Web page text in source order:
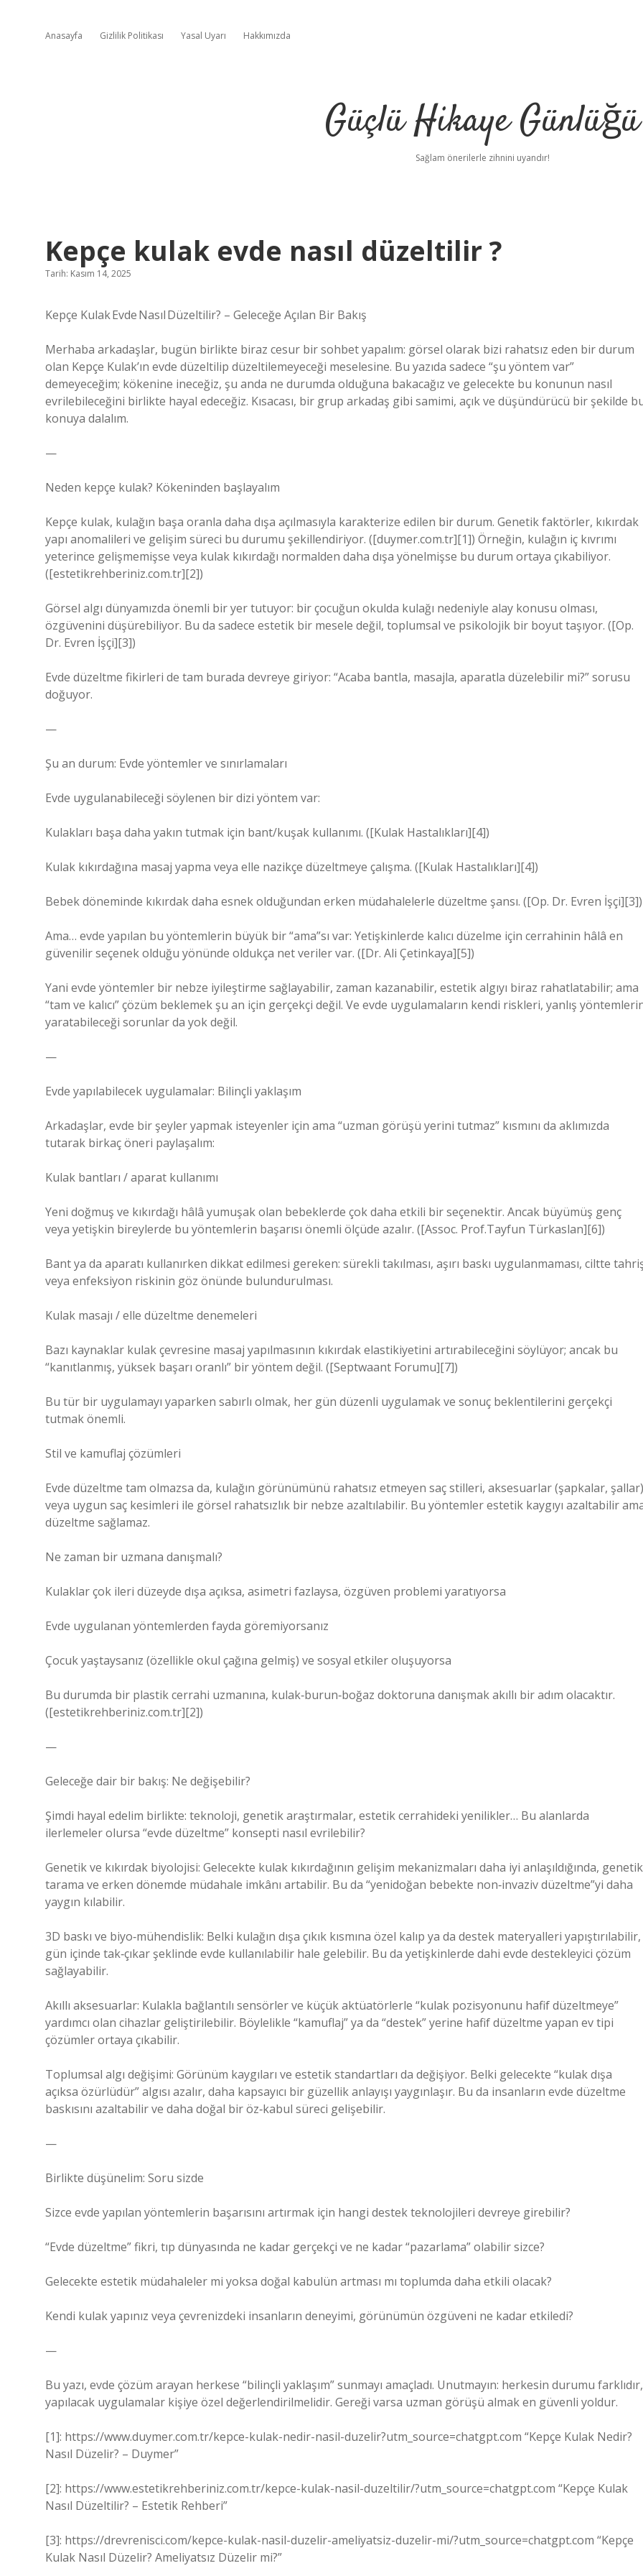
Anasayfa Gizlilik Politikası Yasal Uyarı Hakkımızda
Güçlü Hikaye Günlüğü
Sağlam önerilerle zihnini uyandır!
Kepçe kulak evde nasıl düzeltilir ?
Tarih: Kasım 14, 2025
Kepçe Kulak Evde Nasıl Düzeltilir? – Geleceğe Açılan Bir Bakış
Merhaba arkadaşlar, bugün birlikte biraz cesur bir sohbet yapalım: görsel olarak bizi rahatsız eden bir durum
olan Kepçe Kulak’ın evde düzeltilip düzeltilemeyeceği meselesine. Bu yazıda sadece “şu yöntem var”
demeyeceğim; kökenine ineceğiz, şu anda ne durumda olduğuna bakacağız ve gelecekte bu konunun nasıl
evrilebileceğini birlikte hayal edeceğiz. Kısacası, bir grup arkadaş gibi samimi, açık ve düşündürücü bir şekilde
konuya dalalım.
—
Neden kepçe kulak? Kökeninden başlayalım
Kepçe kulak, kulağın başa oranla daha dışa açılmasıyla karakterize edilen bir durum. Genetik faktörler, kıkırdak
yapı anomalileri ve gelişim süreci bu durumu şekillendiriyor. ([duymer.com.tr][1]) Örneğin, kulağın iç kıvrımı
yeterince gelişmemişse veya kulak kıkırdağı normalden daha dışa yönelmişse bu durum ortaya çıkabiliyor.
([estetikrehberiniz.com.tr][2])
Görsel algı dünyamızda önemli bir yer tutuyor: bir çocuğun okulda kulağı nedeniyle alay konusu olması,
özgüvenini düşürebiliyor. Bu da sadece estetik bir mesele değil, toplumsal ve psikolojik bir boyut taşıyor. ([Op.
Dr. Evren İşçi][3])
Evde düzeltme fikirleri de tam burada devreye giriyor: “Acaba bantla, masajla, aparatla düzelebilir mi?” sorusu
doğuyor.
—
Şu an durum: Evde yöntemler ve sınırlamaları
Evde uygulanabileceği söylenen bir dizi yöntem var:
Kulakları başa daha yakın tutmak için bant/kuşak kullanımı. ([Kulak Hastalıkları][4])
Kulak kıkırdağına masaj yapma veya elle nazikçe düzeltmeye çalışma. ([Kulak Hastalıkları][4])
Bebek döneminde kıkırdak daha esnek olduğundan erken müdahalelerle düzeltme şansı. ([Op. Dr. Evren İşçi][3])
Ama… evde yapılan bu yöntemlerin büyük bir “ama”sı var: Yetişkinlerde kalıcı düzelme için cerrahinin hâlâ en
güvenilir seçenek olduğu yönünde oldukça net veriler var. ([Dr. Ali Çetinkaya][5])
Yani evde yöntemler bir nebze iyileştirme sağlayabilir, zaman kazanabilir, estetik algıyı biraz rahatlatabilir; ama
“tam ve kalıcı” çözüm beklemek şu an için gerçekçi değil. Ve evde uygulamaların kendi riskleri, yanlış
yaratabileceği sorunlar da yok değil.
—
Evde yapılabilecek uygulamalar: Bilinçli yaklaşım
Arkadaşlar, evde bir şeyler yapmak isteyenler için ama “uzman görüşü yerini tutmaz” kısmını da aklımızda
tutarak birkaç öneri paylaşalım:
Kulak bantları / aparat kullanımı
Yeni doğmuş ve kıkırdağı hâlâ yumuşak olan bebeklerde çok daha etkili bir seçenektir. Ancak büyümüş genç
veya yetişkin bireylerde bu yöntemlerin başarısı önemli ölçüde azalır. ([Assoc. Prof.Tayfun Türkaslan][6])
Bant ya da aparatı kullanırken dikkat edilmesi gereken: sürekli takılması, aşırı baskı uygulanmaması, ciltte
veya enfeksiyon riskinin göz önünde bulundurulması.
Kulak masajı / elle düzeltme denemeleri
Bazı kaynaklar kulak çevresine masaj yapılmasının kıkırdak elastikiyetini artırabileceğini söylüyor; ancak bu
“kanıtlanmış, yüksek başarı oranlı” bir yöntem değil. ([Septwaant Forumu][7])
Bu tür bir uygulamayı yaparken sabırlı olmak, her gün düzenli uygulamak ve sonuç beklentilerini gerçekçi
tutmak önemli.
Stil ve kamuflaj çözümleri
Evde düzeltme tam olmazsa da, kulağın görünümünü rahatsız etmeyen saç stilleri, aksesuarlar (şapkalar, şallar)
veya uygun saç kesimleri ile görsel rahatsızlık bir nebze azaltılabilir. Bu yöntemler estetik kaygıyı azaltabilir
düzeltme sağlamaz.
Ne zaman bir uzmana danışmalı?
Kulaklar çok ileri düzeyde dışa açıksa, asimetri fazlaysa, özgüven problemi yaratıyorsa
Evde uygulanan yöntemlerden fayda göremiyorsanız
Çocuk yaştaysanız (özellikle okul çağına gelmiş) ve sosyal etkiler oluşuyorsa
Bu durumda bir plastik cerrahi uzmanına, kulak‑burun‑boğaz doktoruna danışmak akıllı bir adım olacaktır.
([estetikrehberiniz.com.tr][2])
—
Geleceğe dair bir bakış: Ne değişebilir?
Şimdi hayal edelim birlikte: teknoloji, genetik araştırmalar, estetik cerrahideki yenilikler… Bu alanlarda
ilerlemeler olursa “evde düzeltme” konsepti nasıl evrilebilir?
Genetik ve kıkırdak biyolojisi: Gelecekte kulak kıkırdağının gelişim mekanizmaları daha iyi anlaşıldığında, genetik
tarama ve erken dönemde müdahale imkânı artabilir. Bu da “yenidoğan bebekte non‑invaziv düzeltme”yi daha
yaygın kılabilir.
3D baskı ve biyo‑mühendislik: Belki kulağın dışa çıkık kısmına özel kalıp ya da destek materyalleri yapıştırılabilir,
gün içinde tak‑çıkar şeklinde evde kullanılabilir hale gelebilir. Bu da yetişkinlerde dahi evde destekleyici çözüm
sağlayabilir.
Akıllı aksesuarlar: Kulakla bağlantılı sensörler ve küçük aktüatörlerle “kulak pozisyonunu hafif düzeltmeye”
yardımcı olan cihazlar geliştirilebilir. Böylelikle “kamuflaj” ya da “destek” yerine hafif düzeltme yapan ev tipi
çözümler ortaya çıkabilir.
Toplumsal algı değişimi: Görünüm kaygıları ve estetik standartları da değişiyor. Belki gelecekte “kulak dışa
açıksa özürlüdür” algısı azalır, daha kapsayıcı bir güzellik anlayışı yaygınlaşır. Bu da insanların evde düzeltme
baskısını azaltabilir ve daha doğal bir öz‑kabul süreci gelişebilir.
—
Birlikte düşünelim: Soru sizde
Sizce evde yapılan yöntemlerin başarısını artırmak için hangi destek teknolojileri devreye girebilir?
“Evde düzeltme” fikri, tıp dünyasında ne kadar gerçekçi ve ne kadar “pazarlama” olabilir sizce?
Gelecekte estetik müdahaleler mi yoksa doğal kabulün artması mı toplumda daha etkili olacak?
Kendi kulak yapınız veya çevrenizdeki insanların deneyimi, görünümün özgüveni ne kadar etkiledi?
—
Bu yazı, evde çözüm arayan herkese “bilinçli yaklaşım” sunmayı amaçladı. Unutmayın: herkesin durumu farklıdır,
yapılacak uygulamalar kişiye özel değerlendirilmelidir. Gereği varsa uzman görüşü almak en güvenli yoldur.
[1]: https://www.duymer.com.tr/kepce-kulak-nedir-nasil-duzelir?utm_source=chatgpt.com “Kepçe Kulak Nedir?
Nasıl Düzelir? – Duymer”
[2]: https://www.estetikrehberiniz.com.tr/kepce-kulak-nasil-duzeltilir/?utm_source=chatgpt.com “Kepçe Kulak
Nasıl Düzeltilir? – Estetik Rehberi”
[3]: https://drevrenisci.com/kepce-kulak-nasil-duzelir-ameliyatsiz-duzelir-mi/?utm_source=chatgpt.com “Kepçe
Kulak Nasıl Düzelir? Ameliyatsız Düzelir mi?”